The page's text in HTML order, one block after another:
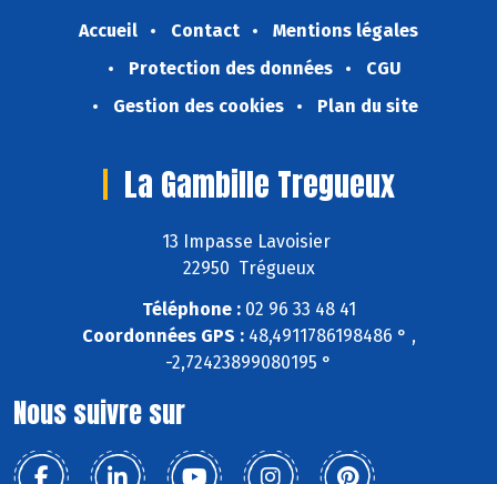
Accueil Contact
Mentions légales
Protection des données
CGU
Gestion des cookies
Plan du site
La Gambille Tregueux
13 Impasse Lavoisier
22950 Trégueux
Téléphone :02 96 33 48 41
Coordonnées GPS :48,4911786198486 ° ,
-2,72423899080195 °
Nous suivre sur